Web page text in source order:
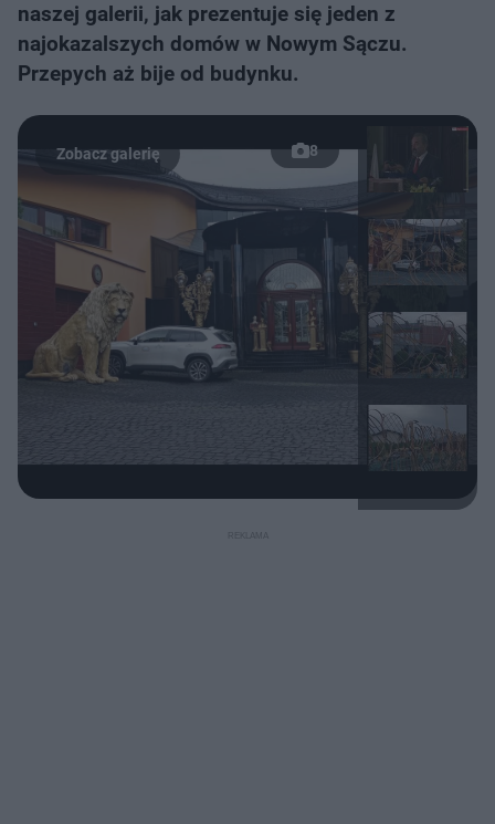
naszej galerii, jak prezentuje się jeden z
najokazalszych domów w Nowym Sączu.
Przepych aż bije od budynku.
8